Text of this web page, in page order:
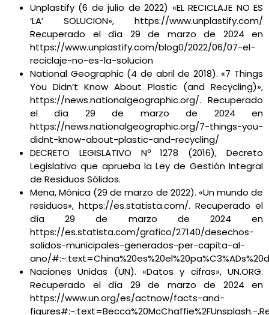
Unplastify (6 de julio de 2022) «EL RECICLAJE NO ES
‘LA’ SOLUCION», https://www.unplastify.com/
Recuperado el día 29 de marzo de 2024 en
https://www.unplastify.com/blog0/2022/06/07-el-
reciclaje-no-es-la-solucion
National Geographic (4 de abril de 2018). «7 Things
You Didn’t Know About Plastic (and Recycling)»,
https://news.nationalgeographic.org/. Recuperado
el día 29 de marzo de 2024 en
https://news.nationalgeographic.org/7-things-you-
didnt-know-about-plastic-and-recycling/
DECRETO LEGISLATIVO Nº 1278 (2016), Decreto
Legislativo que aprueba la Ley de Gestión Integral
de Residuos Sólidos.
Mena, Mónica (29 de marzo de 2022). «Un mundo de
residuos», https://es.statista.com/. Recuperado el
día 29 de marzo de 2024 en
https://es.statista.com/grafico/27140/desechos-
solidos-municipales-generados-per-capita-al-
ano/
Naciones Unidas (UN). «Datos y cifras», UN.ORG.
Recuperado el día 29 de marzo de 2024 en
https://www.un.org/es/actnow/facts-and-
figures#:~:text=Becca%20McChaffie%2FUnsplash.-